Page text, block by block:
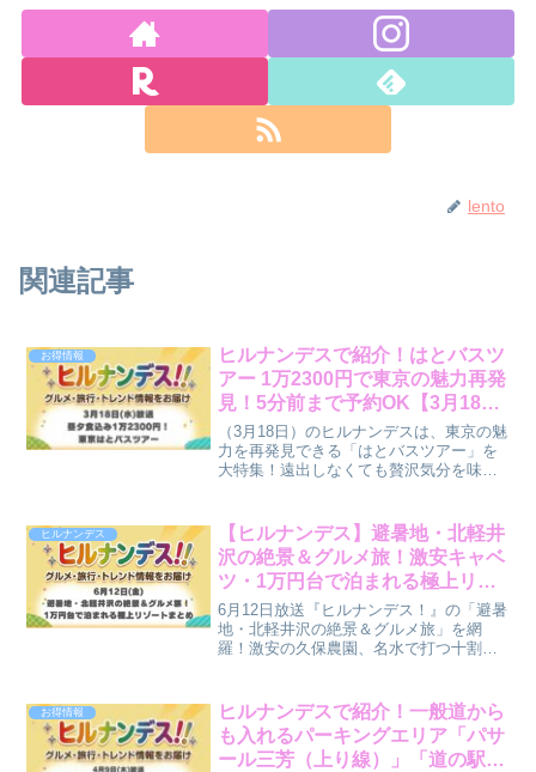
lento
関連記事
お得情報
ヒルナンデスで紹介！はとバスツ
アー 1万2300円で東京の魅力再発
見！5分前まで予約OK【3月18日
(水)放送】
（3月18日）のヒルナンデスは、東京の魅
力を再発見できる「はとバスツアー」を
大特集！遠出しなくても贅沢気分を味わ
2300円で極上体験今回のツアーは、東京
の魅力を再発見で...
ヒルナンデス
【ヒルナンデス】避暑地・北軽井
沢の絶景＆グルメ旅！激安キャベ
ツ・1万円台で泊まれる極上リゾ
ートまとめ(6月12日)
6月12日放送『ヒルナンデス！』の「避暑
地・北軽井沢の絶景＆グルメ旅」を網
羅！激安の久保農園、名水で打つ十割蕎
リデイビラ」をまとめ！
お得情報
ヒルナンデスで紹介！一般道から
も入れるパーキングエリア「パサ
ール三芳（上り線）」「道の駅お